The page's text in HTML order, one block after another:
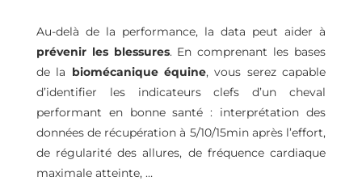
Au-delà de la performance, la data peut aider à
prévenir les blessures. En comprenant les bases
de la biomécanique équine, vous serez capable
d’identifier les indicateurs clefs d’un cheval
performant en bonne santé : interprétation des
données de récupération à 5/10/15min après l’effort,
de régularité des allures, de fréquence cardiaque
maximale atteinte, …